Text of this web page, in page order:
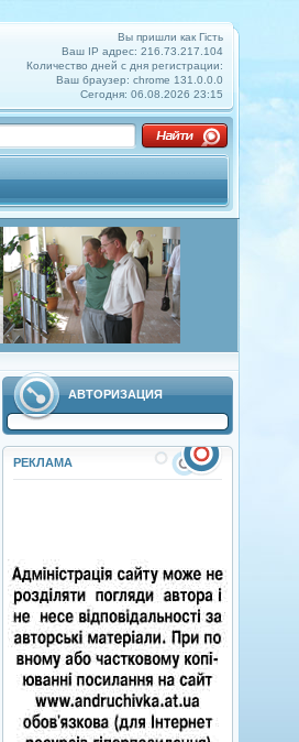
Вы пришли как Гість
Ваш IP адрес: 216.73.217.104
Количество дней с дня регистрации:
Ваш браузер: chrome 131.0.0.0
Сегодня: 06.08.2026 23:15
АВТОРИЗАЦИЯ
РЕКЛАМА